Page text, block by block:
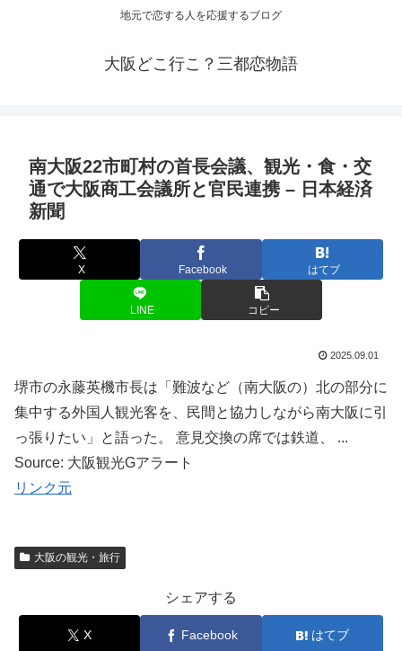
地元で恋する人を応援するブログ
大阪どこ行こ？三都恋物語
南大阪22市町村の首長会議、 観光 ・食・交
通で大阪商工会議所と官民連携 – 日本経済
新聞
X Facebook はてブ
LINE コピー
2025.09.01
堺市の永藤英機市長は「難波など（南大阪の）北の部分に
集中する外国人観光客を、民間と協力しながら南大阪に引
っ張りたい」と語った。 意見交換の席では鉄道、 ...
Source: 大阪観光Gアラート
リンク元
大阪の観光・旅行
シェアする
X Facebook はてブ